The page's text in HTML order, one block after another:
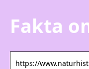
Fakta
https://